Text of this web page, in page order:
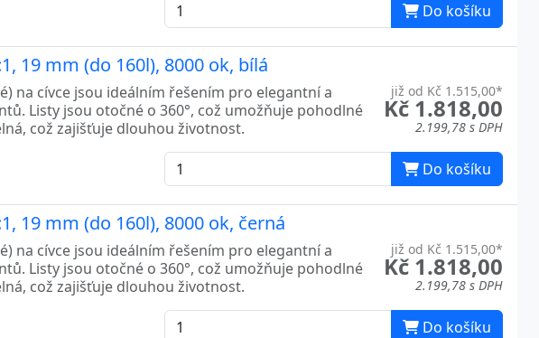
Do košíku
19 mm (do 160l), 8000 ok, bílá
již od Kč 1.515,00*
Kč 1.818,00
2.199,78 s DPH
na cívce jsou ideálním řešením pro elegantní a
Listy jsou otočné o 360°, což umožňuje pohodlné
což zajišťuje dlouhou životnost.
Do košíku
19 mm (do 160l), 8000 ok, černá
již od Kč 1.515,00*
Kč 1.818,00
2.199,78 s DPH
na cívce jsou ideálním řešením pro elegantní a
Listy jsou otočné o 360°, což umožňuje pohodlné
což zajišťuje dlouhou životnost.
Do košíku